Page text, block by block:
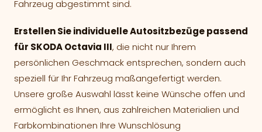
Fahrzeug abgestimmt sind.
Erstellen Sie individuelle Autositzbezüge passend
für SKODA Octavia III, die nicht nur Ihrem
persönlichen Geschmack entsprechen, sondern auch
speziell für Ihr Fahrzeug maßangefertigt werden.
Unsere große Auswahl lässt keine Wünsche offen und
ermöglicht es Ihnen, aus zahlreichen Materialien und
Farbkombinationen Ihre Wunschlösung